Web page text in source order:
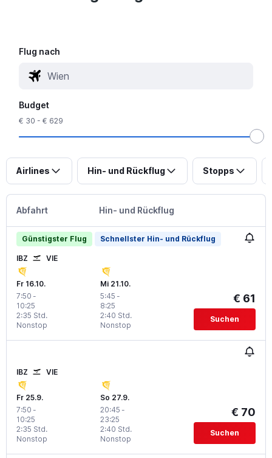
Flug nach
Budget
€ 30 - € 629
Airlines Hin- und Rückflug Stopps
Abfahrt Hin- und Rückflug
Günstigster Flug Schnellster Hin- und Rückflug
IBZ VIE
Fr 16.10.
7:50 -
10:25
Nonstop
2:35 Std.
Mi 21.10.
5:45 -
8:25
Nonstop
2:40 Std.
€ 61
Suchen
IBZ VIE
Fr 25.9.
7:50 -
10:25
Nonstop
2:35 Std.
So 27.9.
20:45 -
23:25
Nonstop
2:40 Std.
€ 70
Suchen